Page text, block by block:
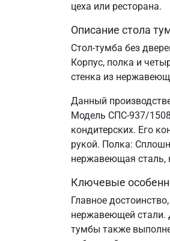
цеха или ресторана.
Описание стола
Стол-тумба без
Корпус, полка и
стенка из
Данный
Модель СПС-937/
кондитерских. Его
рукой. Полка:
нержавеющая сталь,
Ключевые
Главное
нержавеющей стали.
тумбы также